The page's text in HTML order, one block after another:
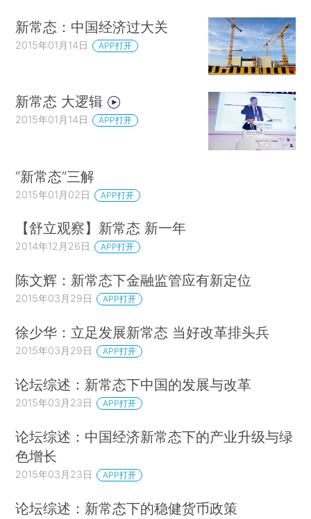
新常态：中国经济过大关
2015年01月14日 APP打开
新常态 大逻辑
2015年01月14日 APP打开
“新常态”三解
2015年01月02日 APP打开
【舒立观察】新常态 新一年
2014年12月26日 APP打开
陈文辉：新常态下金融监管应有新定位
2015年03月29日 APP打开
徐少华：立足发展新常态 当好改革排头兵
2015年03月29日 APP打开
论坛综述：新常态下中国的发展与改革
2015年03月23日 APP打开
论坛综述：中国经济新常态下的产业升级与绿
色增长
2015年03月23日 APP打开
论坛综述：新常态下的稳健货币政策